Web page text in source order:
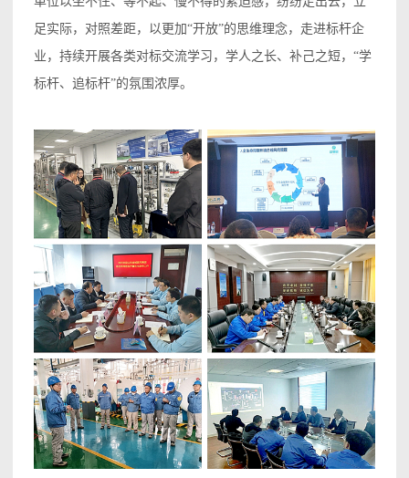
足实际，对照差距，以更加“开放”的思维理念，走进标杆企
业，持续开展各类对标交流学习，学人之长、补己之短，“学
标杆、追标杆”的氛围浓厚。